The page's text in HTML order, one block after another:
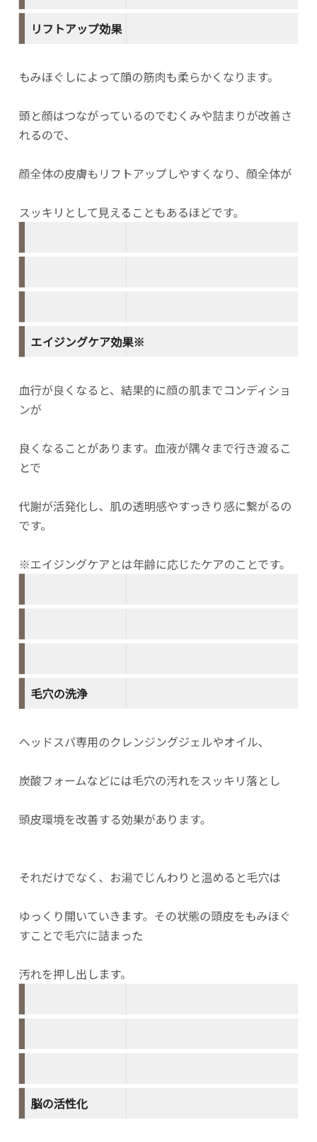
リフトアップ効果
もみほぐしによって顔の筋肉も柔らかくなります。
頭と顔はつながっているのでむくみや詰まりが改善さ
れるので、
顔全体の皮膚もリフトアップしやすくなり、顔全体が
スッキリとして見えることもあるほどです。
エイジングケア効果※
血行が良くなると、結果的に顔の肌までコンディショ
ンが
良くなることがあります。血液が隅々まで行き渡るこ
とで
代謝が活発化し、肌の透明感やすっきり感に繋がるの
です。
※エイジングケアとは年齢に応じたケアのことです。
毛穴の洗浄
ヘッドスパ専用のクレンジングジェルやオイル、
炭酸フォームなどには毛穴の汚れをスッキリ落とし
頭皮環境を改善する効果があります。
それだけでなく、お湯でじんわりと温めると毛穴は
ゆっくり開いていきます。その状態の頭皮をもみほぐ
すことで毛穴に詰まった
汚れを押し出します。
脳の活性化